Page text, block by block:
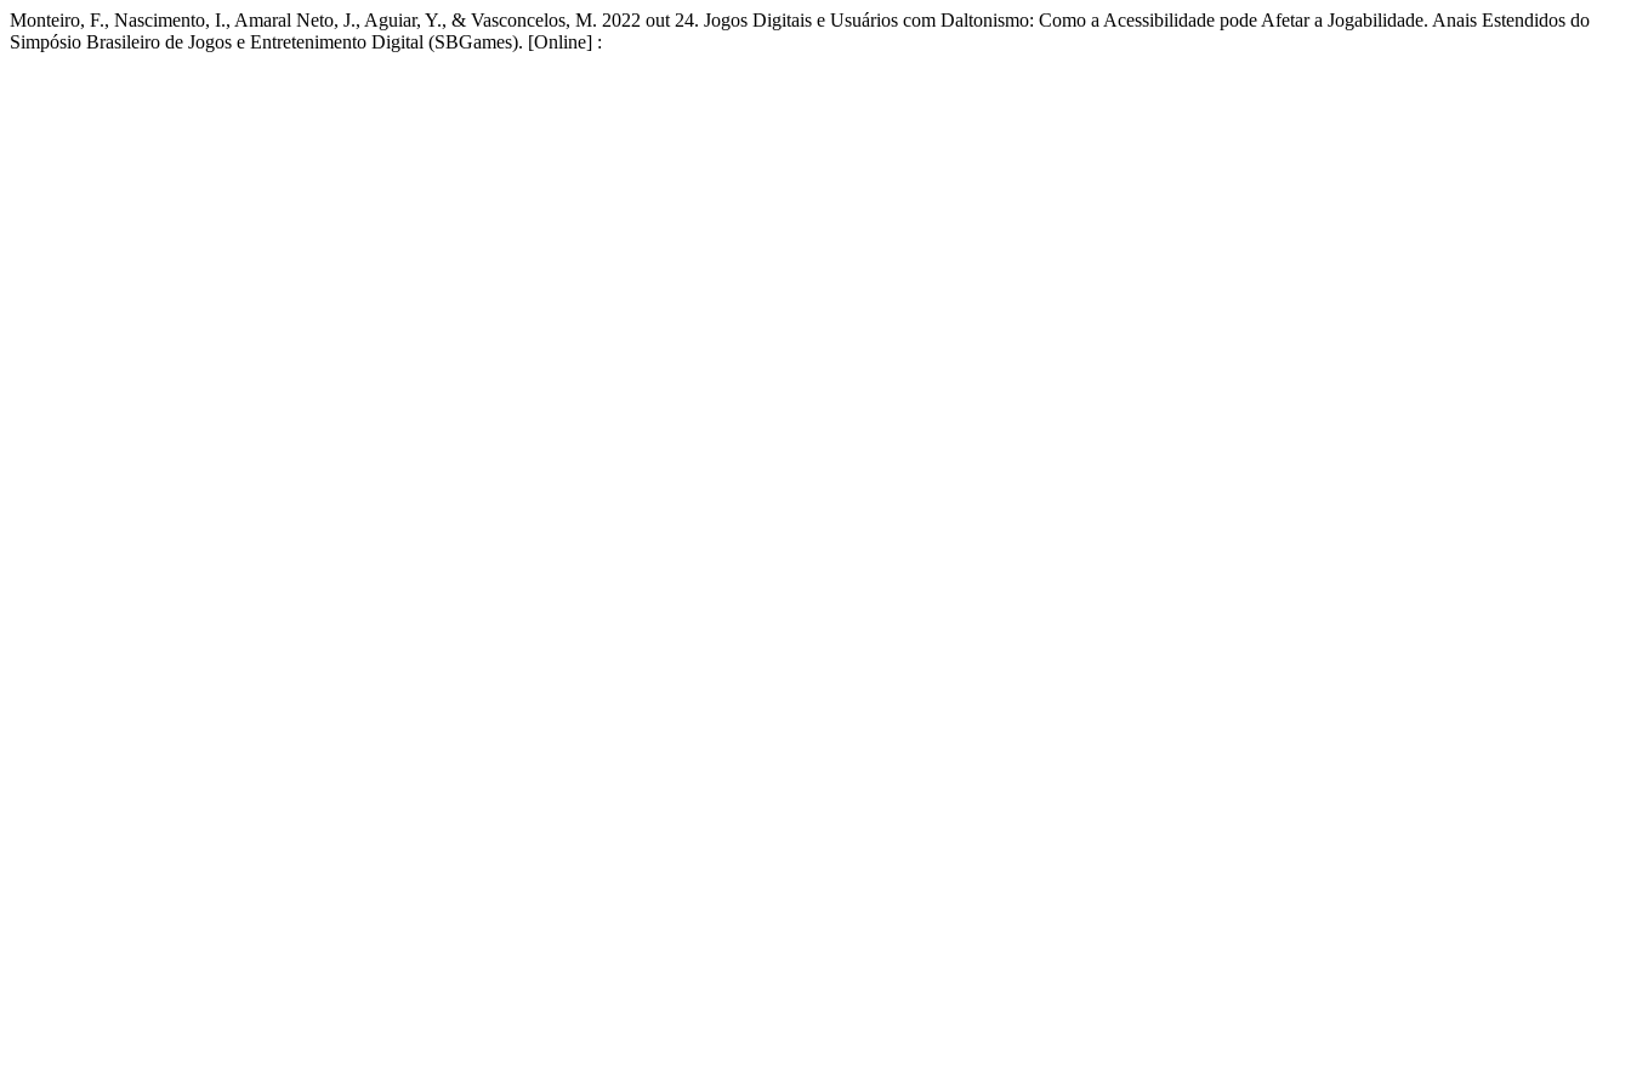
Monteiro, F., Nascimento, I., Amaral Neto, J., Aguiar, Y., & Vasconcelos, M. 2022 out 24. Jogos Digitais e Usuários com Daltonismo: Como a Acessibilidade pode Afetar a Jogabilidade. Anais Estendidos do
Simpósio Brasileiro de Jogos e Entretenimento Digital (SBGames). [Online] :